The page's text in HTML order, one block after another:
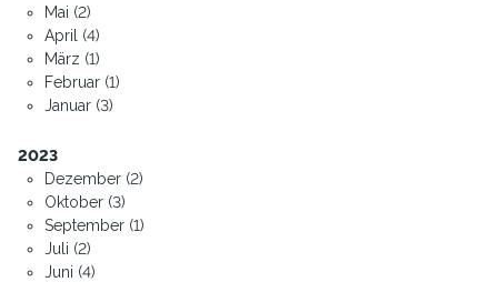
Mai (2)
April (4)
März (1)
Februar (1)
Januar (3)
2023
Dezember (2)
Oktober (3)
September (1)
Juli (2)
Juni (4)